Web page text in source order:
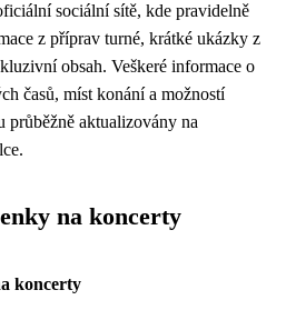
sociální sítě, kde pravidelně
z příprav turné, krátké ukázky z
obsah. Veškeré informace o
časů, míst konání a možností
průběžně aktualizovány na
na koncerty
koncerty